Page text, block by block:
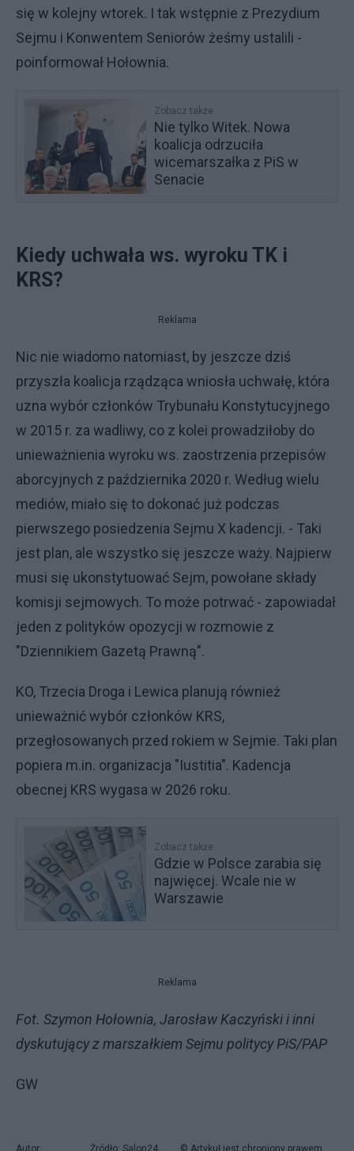
się w kolejny wtorek. I tak wstępnie z Prezydium
Sejmu i Konwentem Seniorów żeśmy ustalili -
poinformował Hołownia.
Zobacz także
Nie tylko Witek. Nowa
koalicja odrzuciła
wicemarszałka z PiS w
Senacie
Kiedy uchwała ws. wyroku TK i
KRS?
Reklama
Nic nie wiadomo natomiast, by jeszcze dziś
przyszła koalicja rządząca wniosła uchwałę, która
uzna wybór członków Trybunału Konstytucyjnego
w 2015 r. za wadliwy, co z kolei prowadziłoby do
unieważnienia wyroku ws. zaostrzenia przepisów
aborcyjnych z października 2020 r. Według wielu
mediów, miało się to dokonać już podczas
pierwszego posiedzenia Sejmu X kadencji. - Taki
jest plan, ale wszystko się jeszcze waży. Najpierw
musi się ukonstytuować Sejm, powołane składy
komisji sejmowych. To może potrwać - zapowiadał
jeden z polityków opozycji w rozmowie z
"Dziennikiem Gazetą Prawną".
KO, Trzecia Droga i Lewica planują również
unieważnić wybór członków KRS,
przegłosowanych przed rokiem w Sejmie. Taki plan
popiera m.in. organizacja "Iustitia". Kadencja
obecnej KRS wygasa w 2026 roku.
Zobacz także
Gdzie w Polsce zarabia się
najwięcej. Wcale nie w
Warszawie
Reklama
Fot. Szymon Hołownia, Jarosław Kaczyński i inni
dyskutujący z marszałkiem Sejmu politycy PiS/PAP
GW
Autor:
Źródło: Salon24,
© Artykuł jest chroniony prawem